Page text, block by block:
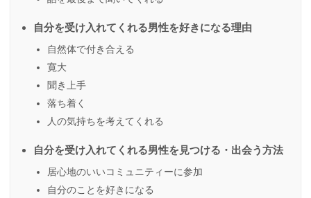
自分を受け入れてくれる男性を好きになる理由
自然体で付き合える
寛大
聞き上手
落ち着く
人の気持ちを考えてくれる
自分を受け入れてくれる男性を見つける・出会う方法
居心地のいいコミュニティーに参加
自分のことを好きになる